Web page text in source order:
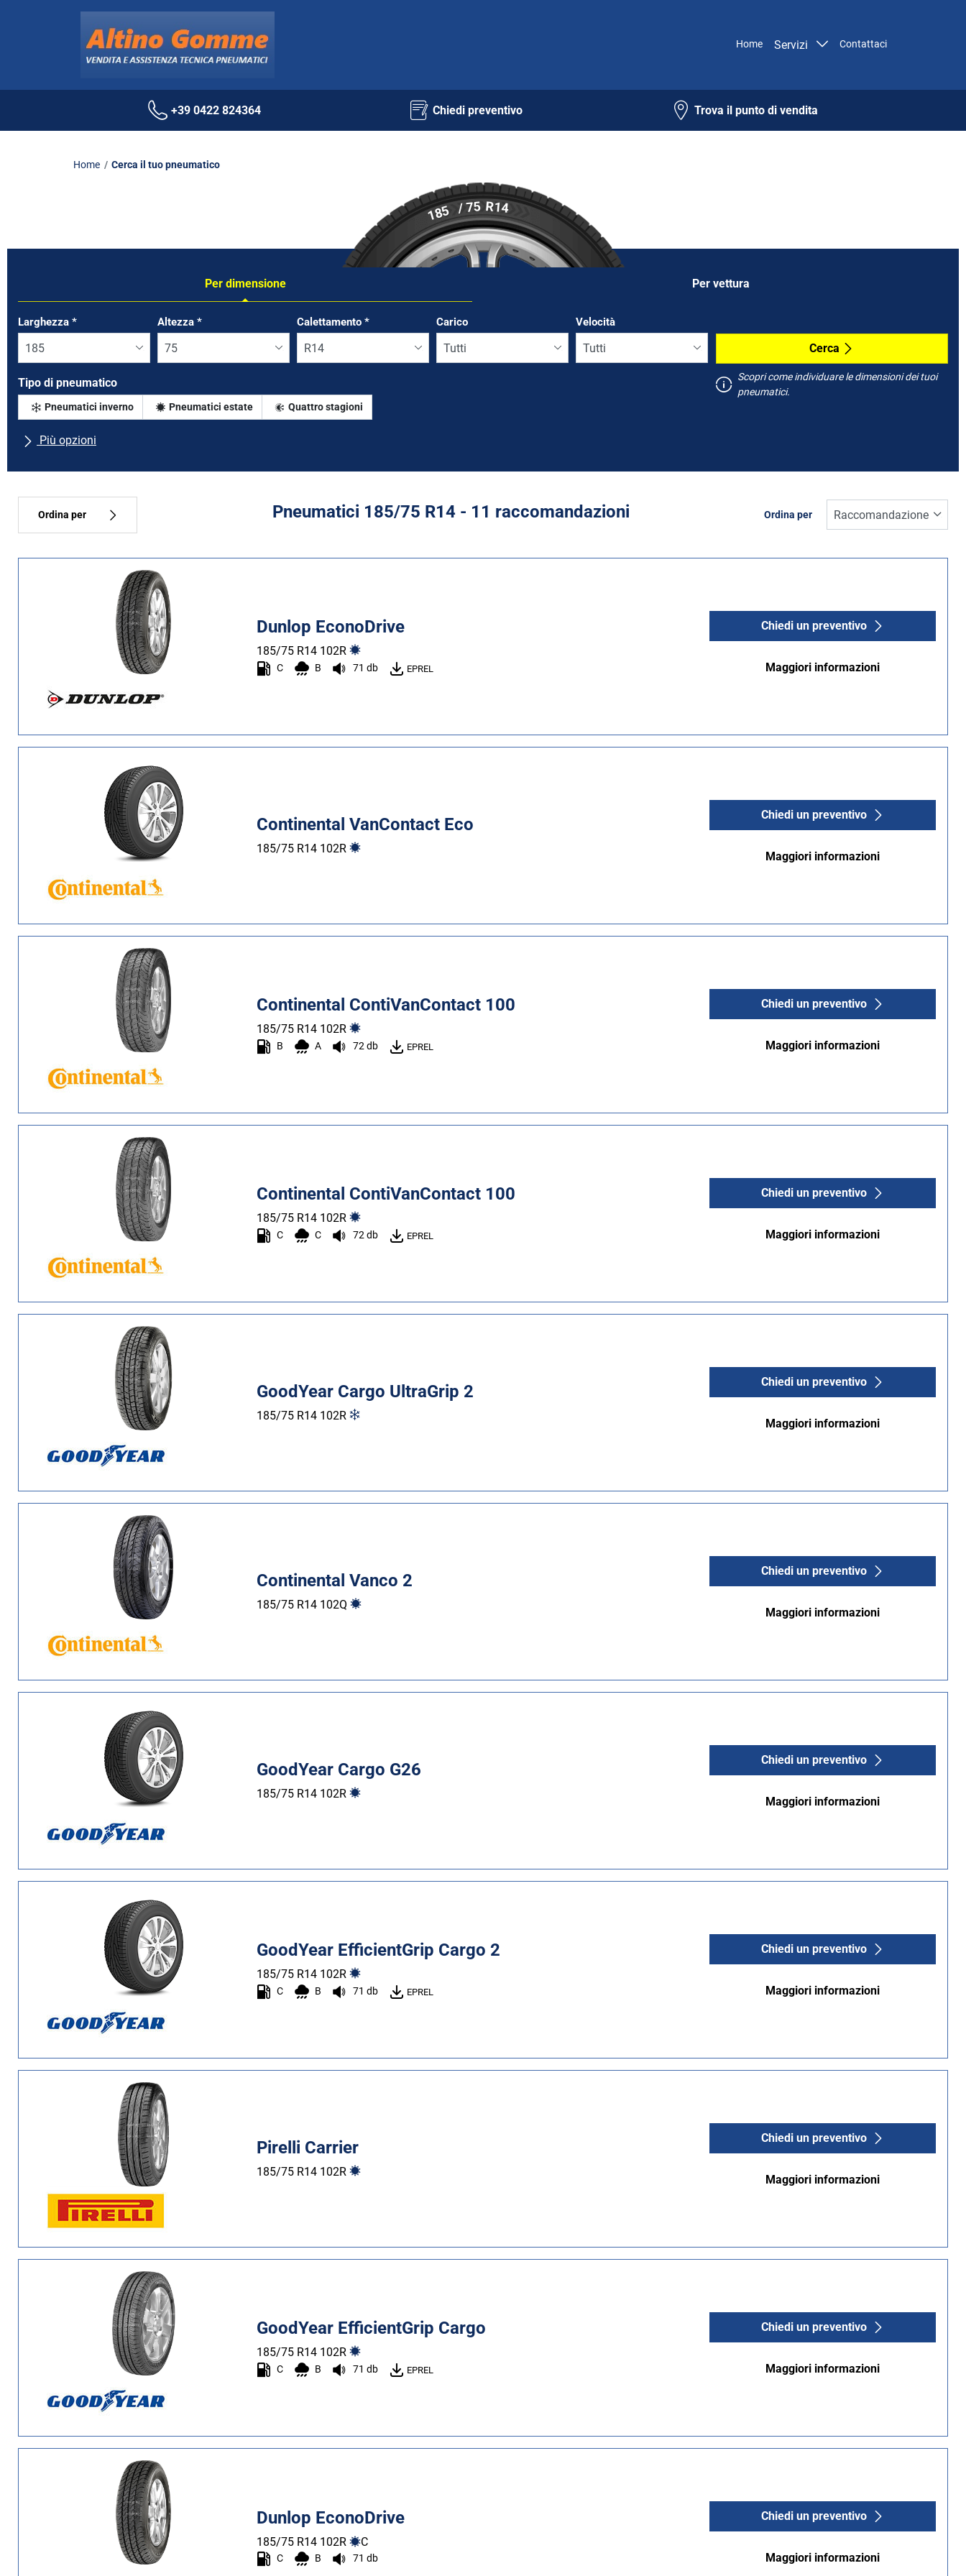
Home Servizi Contattaci
+39 0422 824364 Chiedi preventivo Trova il punto di vendita
Home Cerca il tuo pneumatico
185 / 75 R14
Per dimensione Per vettura
Tab updated: Per dimensione
Larghezza * Altezza* Calettamento* Carico Velocità
Tipo di pneumatico
Pneumatici inverno Pneumatici estate Quattro stagioni
Più opzioni
Cerca
Scopri come individuare le dimensioni dei tuoi
pneumatici.
Ordina per
Tutti i tipi (11)
Quattro stagioni (0)
Tutti i tipi (11)
Furgone (11)
Camper (0)
Run flat
Runflat (0)
Non Run flat (11)
Pneumatici ‎185/75 R14 - 11 raccomandazioni Ordina per
Dunlop EconoDrive
185/75 R14 102R
C B 71 db EPREL
Chiedi un preventivo
Maggiori informazioni
Continental VanContact Eco
185/75 R14 102R
Chiedi un preventivo
Maggiori informazioni
Continental ContiVanContact 100
185/75 R14 102R
B A 72 db EPREL
Chiedi un preventivo
Maggiori informazioni
Continental ContiVanContact 100
185/75 R14 102R
C C 72 db EPREL
Chiedi un preventivo
Maggiori informazioni
GoodYear Cargo UltraGrip 2
185/75 R14 102R
Chiedi un preventivo
Maggiori informazioni
Continental Vanco 2
185/75 R14 102Q
Chiedi un preventivo
Maggiori informazioni
GoodYear Cargo G26
185/75 R14 102R
Chiedi un preventivo
Maggiori informazioni
GoodYear EfficientGrip Cargo 2
185/75 R14 102R
C B 71 db EPREL
Chiedi un preventivo
Maggiori informazioni
Pirelli Carrier
185/75 R14 102R
Chiedi un preventivo
Maggiori informazioni
GoodYear EfficientGrip Cargo
185/75 R14 102R
C B 71 db EPREL
Chiedi un preventivo
Maggiori informazioni
Dunlop EconoDrive
185/75 R14 102R C
C B 71 db
Chiedi un preventivo
Maggiori informazioni